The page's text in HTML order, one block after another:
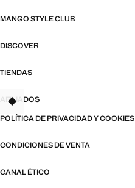
MANGO STYLE CLUB
DISCOVER
TIENDAS
AFILIADOS
POLÍTICA DE PRIVACIDAD Y COOKIES
CONDICIONES DE VENTA
CANAL ÉTICO